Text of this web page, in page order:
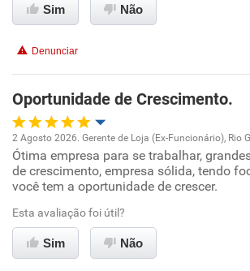
Conciliação com a vida familiar
Benefícios
Recomenda esta empresa
Recomenda a diretoria
Sim Não
Denunciar
Oportunidade de Crescimento.
Oportunidade de promoção
Ambiente de trabalho
Conciliação com a vida familiar
2 Agosto 2026. Gerente de Loja (Ex-Funcionário), Rio
Ótima empresa para se trabalhar,
de crescimento, empresa sólida, tendo
você tem a oportunidade de crescer.
Esta avaliação foi útil?
Sim Não